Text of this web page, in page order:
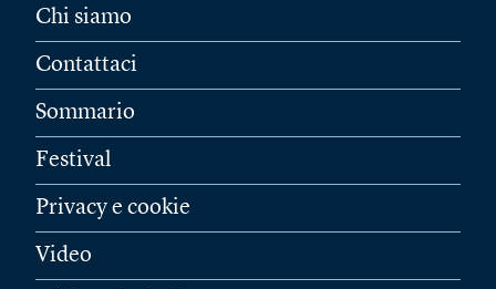
Chi siamo
Contattaci
Sommario
Festival
Privacy e cookie
Video